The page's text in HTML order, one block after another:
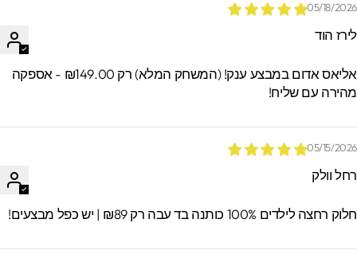
05/18/
הוד
אליאס אדום במבצע ענק! (המשחק המלא) רק ₪149.00 - אספקה
עם שליח!
05/15/
וולק
רחצה לילדים 100% כותנה בד עבה רק ₪89 | יש כפל מבצעים!